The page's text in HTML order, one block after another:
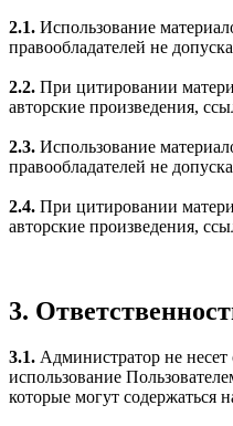
2.1. Использование
правообладателей не
2.2. При цитировании
авторские произведения,
2.3. Использование
правообладателей не
2.4. При цитировании
авторские произведения,
3.
3.1. Администратор не несет
использование
которые могут содержаться